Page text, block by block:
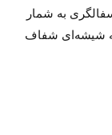
به شمار
شیشه‌ای شفاف